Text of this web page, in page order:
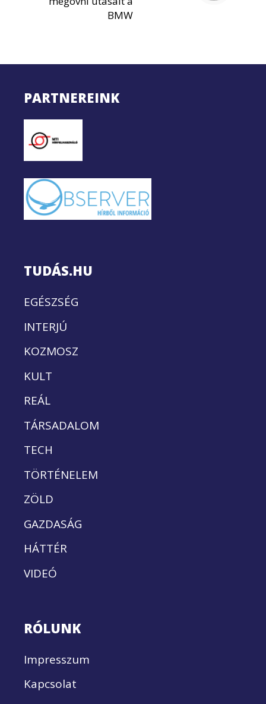
BMW
PARTNEREINK
TUDÁS.HU
EGÉSZSÉG
INTERJÚ
KOZMOSZ
KULT
REÁL
TÁRSADALOM
TECH
TÖRTÉNELEM
ZÖLD
GAZDASÁG
HÁTTÉR
VIDEÓ
RÓLUNK
Impresszum
Kapcsolat